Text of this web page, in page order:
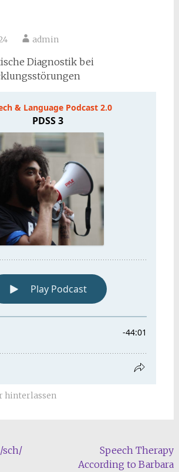
admin
Diagnostik bei
hinterlassen
sch/
Speech Therapy
According to Barbara